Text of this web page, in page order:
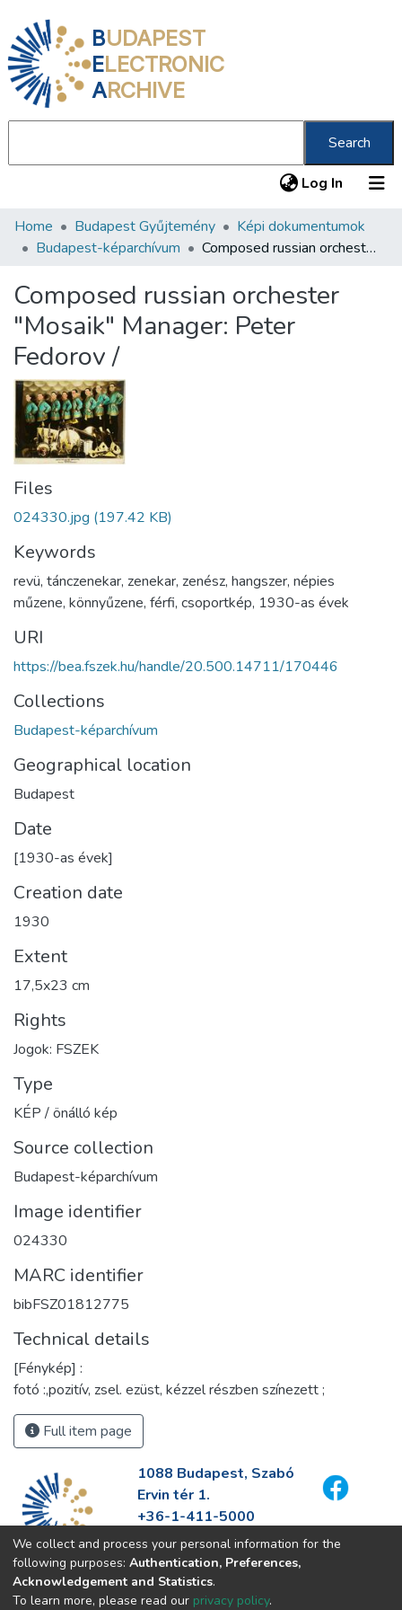
BUDAPEST
ELECTRONIC
ARCHIVE
Search
Log In (current)
Communities & Collections
Statistics
About us
Home Budapest Gyűjtemény
Képi dokumentumok
Budapest-képarchívum
Composed russian orchester "Mosaik" Manager: Peter Fedorov /
Composed russian orchester
"Mosaik" Manager: Peter
Fedorov /
Files
024330.jpg (197.42 KB)
Keywords
revü, tánczenekar, zenekar, zenész, hangszer, népies
műzene, könnyűzene, férfi, csoportkép, 1930-as évek
URI
https://bea.fszek.hu/handle/20.500.14711/170446
Collections
Budapest-képarchívum
Geographical location
Budapest
Date
[1930-as évek]
Creation date
1930
Extent
17,5x23 cm
Rights
Jogok: FSZEK
Type
KÉP / önálló kép
Source collection
Budapest-képarchívum
Image identifier
024330
MARC identifier
bibFSZ01812775
Technical details
[Fénykép] :
fotó :,pozitív, zsel. ezüst, kézzel részben színezett ;
Full item page
1088 Budapest, Szabó
Ervin tér 1.
+36-1-411-5000
info@fszek.hu
https://fszek.hu
We collect and process your personal information for the
following purposes: Authentication, Preferences,
Acknowledgement and Statistics.
To learn more, please read our privacy policy.